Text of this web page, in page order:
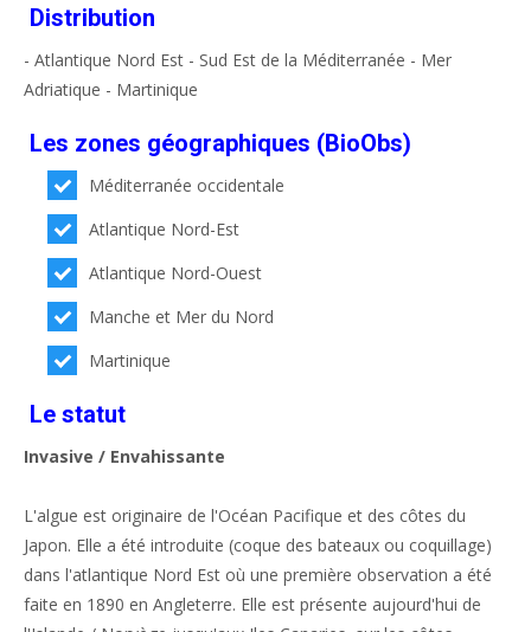
Distribution
- Atlantique Nord Est - Sud Est de la Méditerranée - Mer
Adriatique - Martinique
Les zones géographiques (BioObs)
Méditerranée occidentale
Atlantique Nord-Est
Atlantique Nord-Ouest
Manche et Mer du Nord
Martinique
Le statut
Invasive / Envahissante
L'algue est originaire de l'Océan Pacifique et des côtes du
Japon. Elle a été introduite (coque des bateaux ou coquillage)
dans l'atlantique Nord Est où une première observation a été
faite en 1890 en Angleterre. Elle est présente aujourd'hui de